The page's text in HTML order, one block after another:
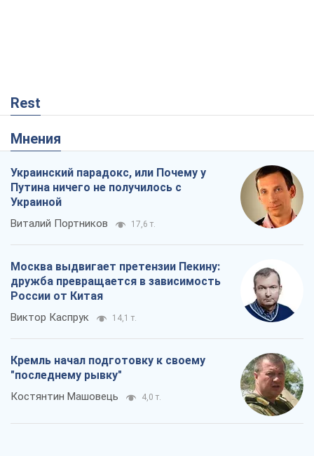
Rest
Мнения
Украинский парадокс, или Почему у
Путина ничего не получилось с
Украиной
Виталий Портников 17,6 т.
Москва выдвигает претензии Пекину:
дружба превращается в зависимость
России от Китая
Виктор Каспрук 14,1 т.
Кремль начал подготовку к своему
"последнему рывку"
Костянтин Машовець 4,0 т.